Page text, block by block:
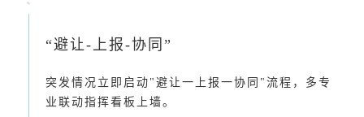
“避让-上报-协同”
突发情况立即启动"避让一上报一协同"流程，多专
业联动指挥看板上墙。